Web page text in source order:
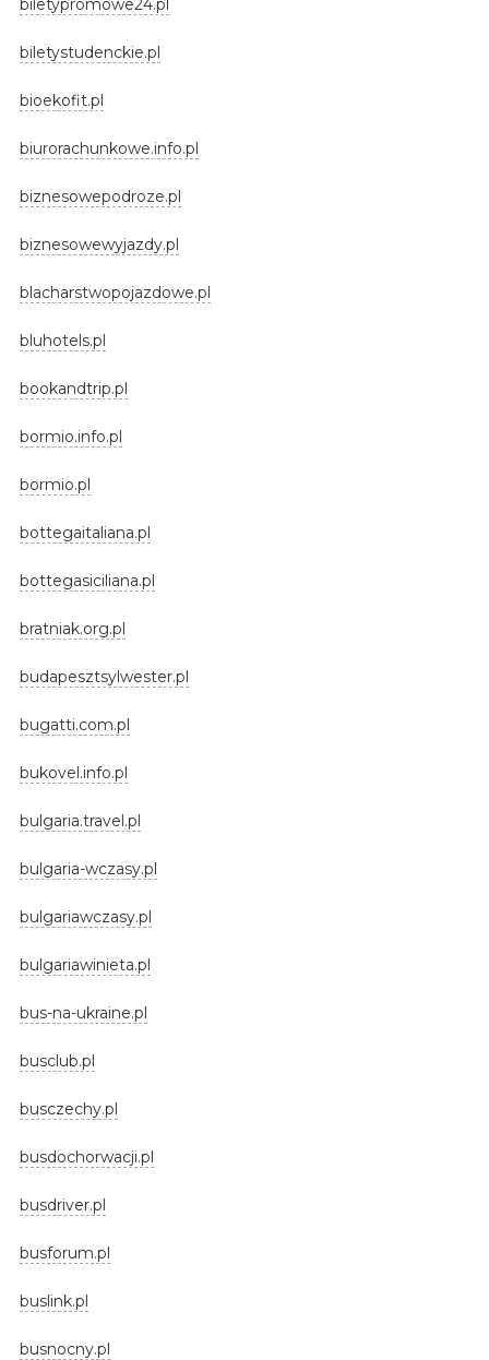
biletypromowe24.pl
biletystudenckie.pl
bioekofit.pl
biurorachunkowe.info.pl
biznesowepodroze.pl
biznesowewyjazdy.pl
blacharstwopojazdowe.pl
bluhotels.pl
bookandtrip.pl
bormio.info.pl
bormio.pl
bottegaitaliana.pl
bottegasiciliana.pl
bratniak.org.pl
budapesztsylwester.pl
bugatti.com.pl
bukovel.info.pl
bulgaria.travel.pl
bulgaria-wczasy.pl
bulgariawczasy.pl
bulgariawinieta.pl
bus-na-ukraine.pl
busclub.pl
busczechy.pl
busdochorwacji.pl
busdriver.pl
busforum.pl
buslink.pl
busnocny.pl